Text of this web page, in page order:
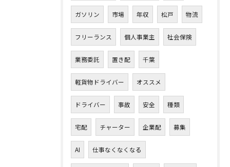
ガソリン 市場 年収 松戸 物流
フリーランス 個人事業主 社会保険
業務委託 置き配 千葉
軽貨物ドライバー オススメ
ドライバー 事故 安全 種類
宅配 チャーター 企業配 募集
AI 仕事なくなくなる